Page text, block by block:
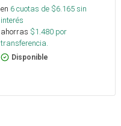
en 6cuotas de $6.165sin
interés
ahorras $1.480 por
transferencia.
Disponible